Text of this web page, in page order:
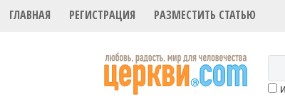
ГЛАВНАЯ РЕГИСТРАЦИЯ РАЗМЕСТИТЬ СТАТЬЮ